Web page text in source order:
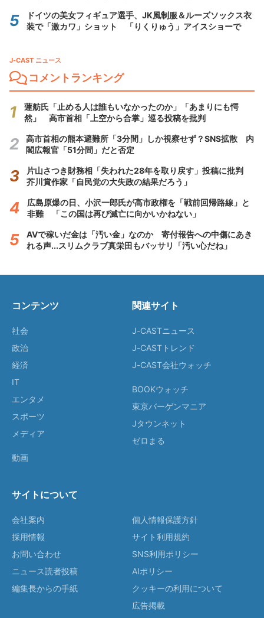
ドイツの美女フィギュア選手、JK風制服＆ルーズソックス衣
装で「激カワ」ショット 「りくりゅう」アイスショーで
J-CAST ニュース
コメントランキング
蓮舫氏「止める人は誰もいなかったのか」「あまりにも愕
然」 高市首相「上空から合掌」巡る投稿を批判
高市首相の熊本避難所「3分間」しか視察せず？SNS拡散 内
閣広報官「51分間」だと否定
片山さつき財務相「失われた28年を取り戻す」投稿に批判
芥川賞作家「自民党の大失政の結果だろう」
広島原爆の日、小沢一郎氏が高市政権を「戦前回帰路線」と
非難 「この国は再び滅亡に向かいかねない」
AVで稼いだ金は「汚い金」なのか 寄付報告への中傷にあき
れる声...スリムクラブ真栄田もバッサリ「汚い心だね」
コンテンツ
社会
政治
経済
IT
エンタメ
スポーツ
メディア
動画
関連サイト
J-CASTニュース
J-CASTトレンド
J-CAST会社ウォッチ
BOOKウォッチ
東京バーゲンマニア
Jタウンネット
ゼロまる
サイトについて
会社案内
採用情報
お問い合わせ
ニュース読者投稿
編集長からの手紙
個人情報保護方針
サイト利用規約
SNS利用ポリシー
AIポリシー
クッキーの利用について
広告掲載